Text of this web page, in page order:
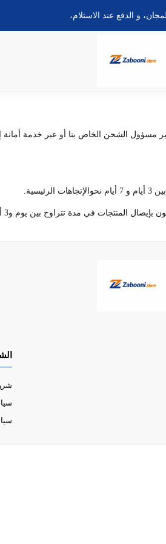
و الدفع عند الاستلام،
عبر مسؤول الشحن الخاص بنا أو عبر خدمة
المنتجات في مدة تتراوح بين يوم و3 أيام